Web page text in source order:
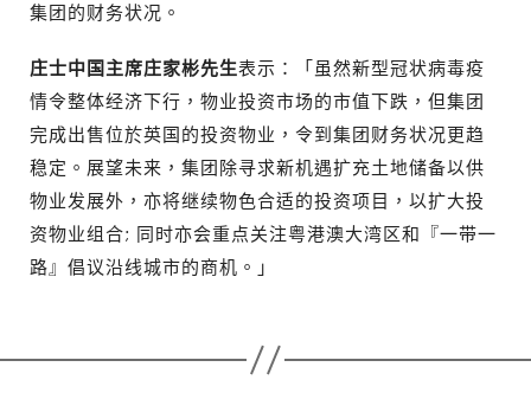
集团的财务状况。
庄士中国主席庄家彬先生表示：「虽然新型冠状病毒疫
情令整体经济下行，物业投资市场的市值下跌，但集团
完成出售位於英国的投资物业，令到集团财务状况更趋
稳定。展望未来，集团除寻求新机遇扩充土地储备以供
物业发展外，亦将继续物色合适的投资项目，以扩大投
资物业组合; 同时亦会重点关注粤港澳大湾区和『一带一
路』倡议沿线城市的商机。」